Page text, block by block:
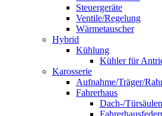
Steuergeräte
Ventile/Regelung
Wärmetauscher
Hybrid
Kühlung
Kühler für
Karosserie
Aufnahme/Träger/
Fahrerhaus
Dach-/